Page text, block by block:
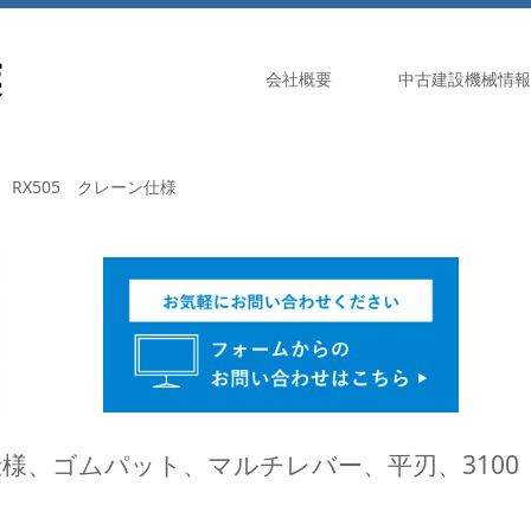
会社概要 中古建設機械情報
RX505 クレーン仕様
、ゴムパット、マルチレバー、平刃、3100